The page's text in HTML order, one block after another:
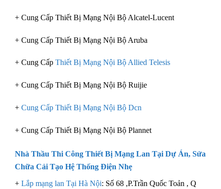
+ Cung Cấp Thiết Bị Mạng Nội Bộ Alcatel-Lucent
+ Cung Cấp Thiết Bị Mạng Nội Bộ Aruba
+ Cung Cấp Thiết Bị Mạng Nội Bộ Allied Telesis
+ Cung Cấp Thiết Bị Mạng Nội Bộ Ruijie
+ Cung Cấp Thiết Bị Mạng Nội Bộ Dcn
+ Cung Cấp Thiết Bị Mạng Nội Bộ Plannet
Nhà Thầu Thi Công Thiết Bị Mạng Lan Tại Dự Án, Sửa
Chữa Cải Tạo Hệ Thống Điện Nhẹ
+ Lắp mạng lan Tại Hà Nội: Số 68 ,P.Trần Quốc Toản , Q